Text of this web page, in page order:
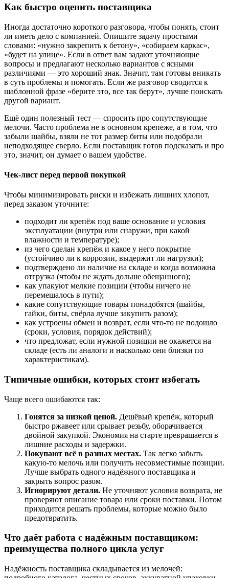
Как быстро оценить поставщика
Иногда достаточно короткого разговора, чтобы понять, стоит
ли иметь дело с компанией. Опишите задачу простыми
словами: «нужно закрепить к бетону», «собираем каркас»,
«будет на улице». Если в ответ вам задают уточняющие
вопросы и предлагают несколько вариантов с ясными
различиями — это хороший знак. Значит, там готовы вникать
в суть проблемы и помогать. Если же разговор сводится к
шаблонной фразе «берите это, все так берут», лучше поискать
другой вариант.
Ещё один полезный тест — спросить про сопутствующие
мелочи. Часто проблема не в основном крепеже, а в том, что
забыли шайбы, взяли не тот размер биты или подобрали
неподходящее сверло. Если поставщик готов подсказать и про
это, значит, он думает о вашем удобстве.
Чек‑лист перед первой покупкой
Чтобы минимизировать риски и избежать лишних хлопот,
перед заказом уточните:
подходит ли крепёж под ваше основание и условия
эксплуатации (внутри или снаружи, при какой
влажности и температуре);
из чего сделан крепёж и какое у него покрытие
(устойчиво ли к коррозии, выдержит ли нагрузки);
подтверждено ли наличие на складе и когда возможна
отгрузка (чтобы не ждать дольше обещанного);
как упакуют мелкие позиции (чтобы ничего не
перемешалось в пути);
какие сопутствующие товары понадобятся (шайбы,
гайки, биты, свёрла лучше закупить разом);
как устроены обмен и возврат, если что‑то не подошло
(сроки, условия, порядок действий);
что предложат, если нужной позиции не окажется на
складе (есть ли аналоги и насколько они близки по
характеристикам).
Типичные ошибки, которых стоит избегать
Чаще всего ошибаются так:
Гонятся за низкой ценой. Дешёвый крепёж, который
быстро ржавеет или срывает резьбу, оборачивается
двойной закупкой. Экономия на старте превращается в
лишние расходы и задержки.
Покупают всё в разных местах. Так легко забыть
какую‑то мелочь или получить несовместимые позиции.
Лучше выбрать одного надёжного поставщика и
закрыть вопрос разом.
Игнорируют детали. Не уточняют условия возврата, не
проверяют описание товара или сроки поставки. Потом
приходится решать проблемы, которые можно было
предотвратить.
Что даёт работа с надёжным поставщиком:
преимущества полного цикла услуг
Надёжность поставщика складывается из мелочей: